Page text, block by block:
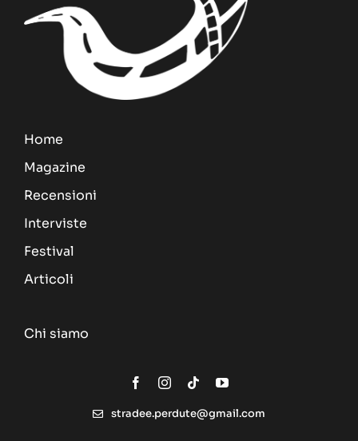
Home
Magazine
Recensioni
Interviste
Festival
Articoli
Chi siamo
stradee.perdute@gmail.com